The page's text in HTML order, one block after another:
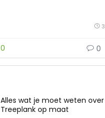
0 0
Alles wat je moet weten
Treeplank op maat